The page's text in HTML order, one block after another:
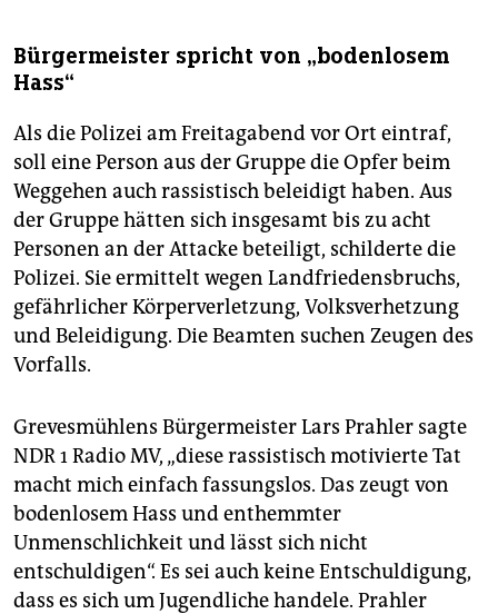
Bürgermeister spricht von „bodenlosem
Hass“
Als die Polizei am Freitagabend vor Ort eintraf,
soll eine Person aus der Gruppe die Opfer beim
Weggehen auch rassistisch beleidigt haben. Aus
der Gruppe hätten sich insgesamt bis zu acht
Personen an der Attacke beteiligt, schilderte die
Polizei. Sie ermittelt wegen Landfriedensbruchs,
gefährlicher Körperverletzung, Volksverhetzung
und Beleidigung. Die Beamten suchen Zeugen des
Vorfalls.
Grevesmühlens Bürgermeister Lars Prahler sagte
NDR 1 Radio MV, „diese rassistisch motivierte Tat
macht mich einfach fassungslos. Das zeugt von
bodenlosem Hass und enthemmter
Unmenschlichkeit und lässt sich nicht
entschuldigen“. Es sei auch keine Entschuldigung,
dass es sich um Jugendliche handele. Prahler